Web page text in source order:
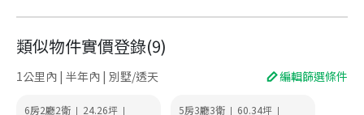
類似物件實價登錄(9)
1公里內 | 半年內 | 別墅/透天 編輯篩選條件
6房2廳2衛 | 24.26坪 | 5房3廳3衛 | 60.34坪 |